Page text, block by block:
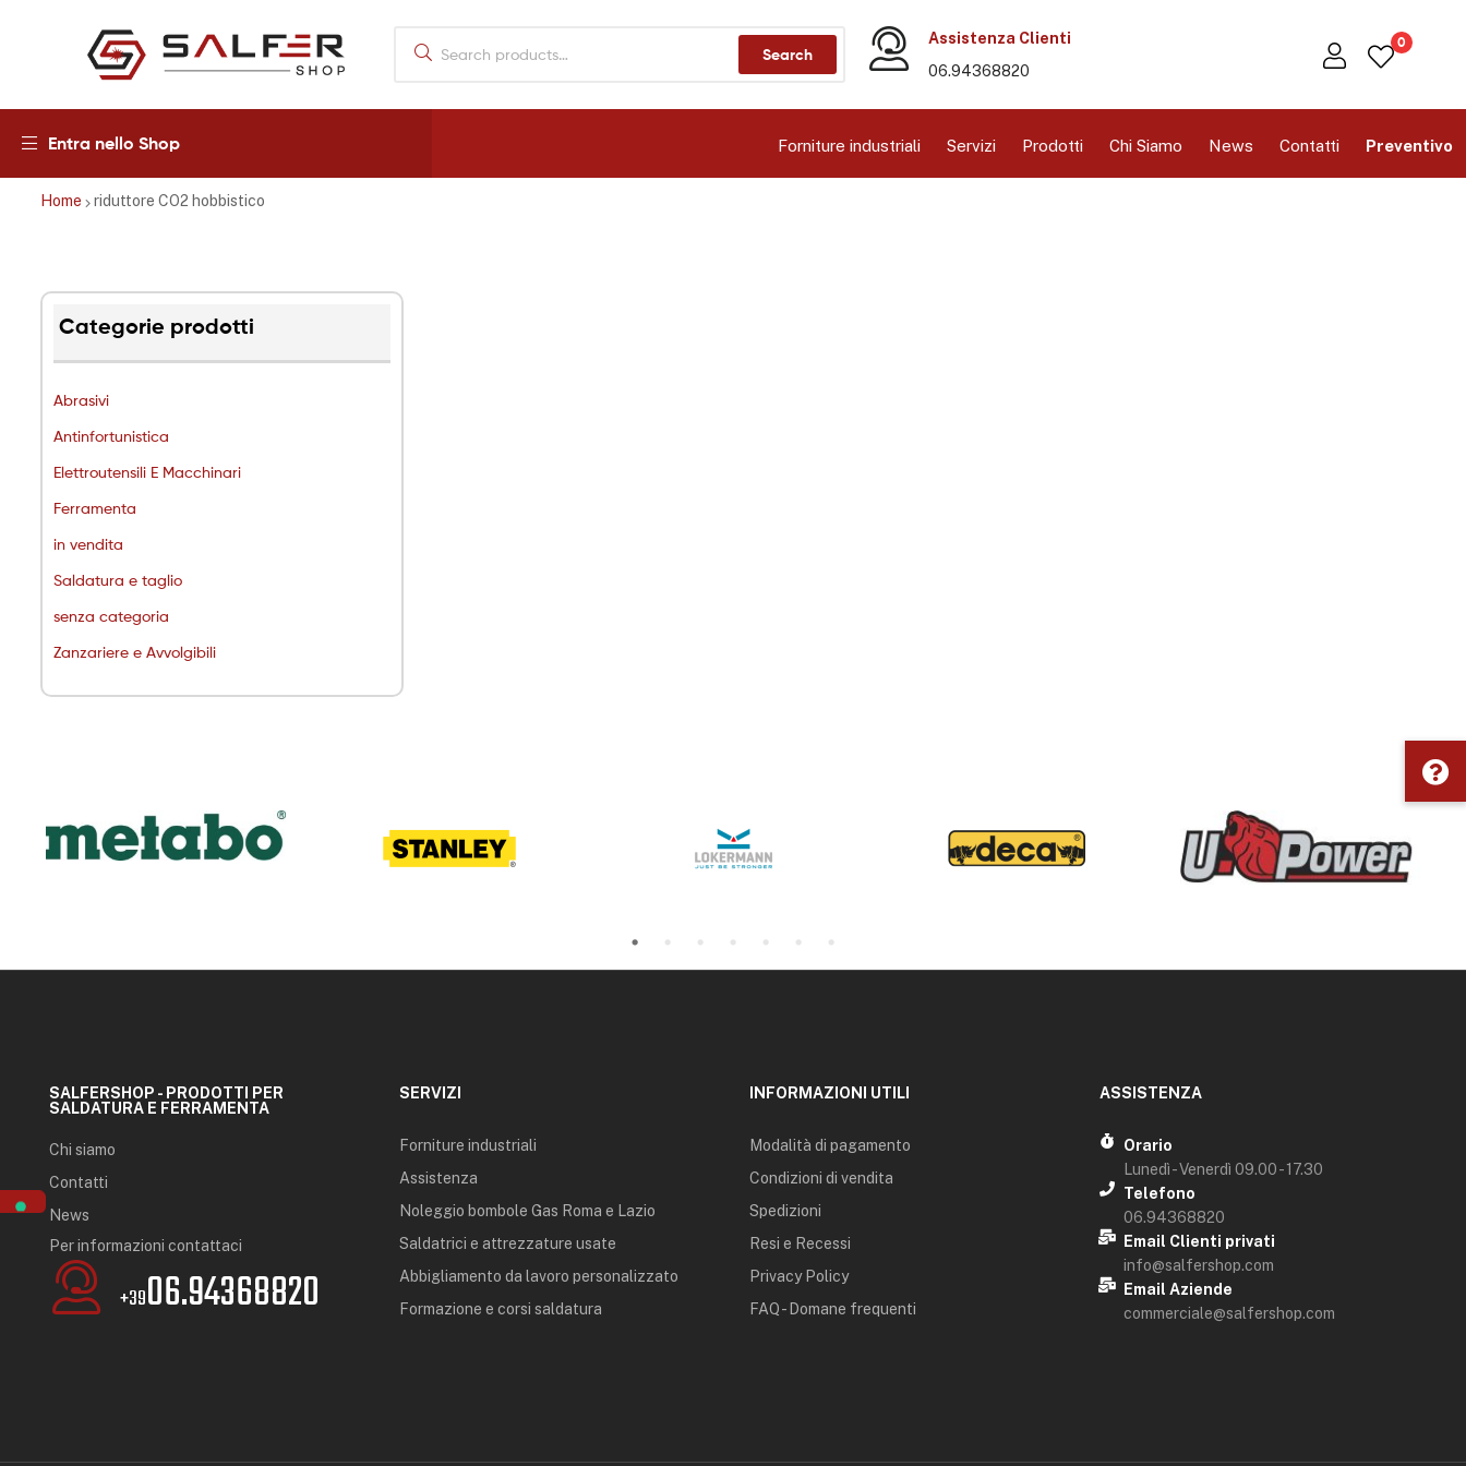
Salfershop
Search
Assistenza Clienti
06.94368820
0
Entra nello Shop Forniture industriali Servizi Prodotti Chi Siamo News Contatti Preventivo
Home riduttore CO2 hobbistico
Categorie prodotti
Abrasivi
Antinfortunistica
Elettroutensili E Macchinari
Ferramenta
in vendita
Saldatura e taglio
senza categoria
Zanzariere e Avvolgibili
SALFERSHOP - PRODOTTI PER
SALDATURA E FERRAMENTA
Chi siamo
Contatti
News
Per informazioni contattaci
+3906.94368820
SERVIZI
Forniture industriali
Assistenza
Noleggio bombole Gas Roma e Lazio
Saldatrici e attrezzature usate
Abbigliamento da lavoro personalizzato
Formazione e corsi saldatura
INFORMAZIONI UTILI
Modalità di pagamento
Condizioni di vendita
Spedizioni
Resi e Recessi
Privacy Policy
FAQ - Domane frequenti
ASSISTENZA
Orario
Lunedì - Venerdì 09.00 - 17.30
Telefono
06.94368820
Email Clienti privati
info@salfershop.com
Email Aziende
commerciale@salfershop.com